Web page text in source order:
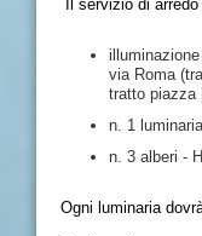
Il servizio di
via Roma
tratto piazza
n. 1
n. 3 alberi -
Ogni luminaria